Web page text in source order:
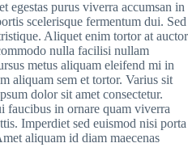
egestas purus viverra accumsan in
scelerisque fermentum dui. Sed
Aliquet enim tortor at auctor
nulla facilisi nullam
metus aliquam eleifend mi in
aliquam sem et tortor. Varius sit
dolor sit amet consectetur.
faucibus in ornare quam viverra
Imperdiet sed euismod nisi porta
aliquam id diam maecenas